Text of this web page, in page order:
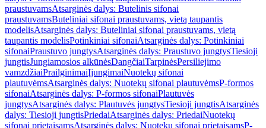
praustuvamsAtsarginės dalys: Butelinis sifonai
praustuvamsButeliniai sifonai praustuvams, vietą taupantis
modelisAtsarginės dalys: Buteliniai sifonai praustuvams, vietą
taupantis modelisPotinkiniai sifonaiAtsarginės dalys: Potinkiniai
sifonaiPraustuvo jungtysAtsarginės dalys: Praustuvo jungtysTiesioji
jungtisJungiamosios alkūnėsDangčiaiTarpinėsPersiliejimo
vamzdžiaiPrailginimaiĮjungimaiNuotekų sifonai
plautuvėmsAtsarginės dalys: Nuotekų sifonai plautuvėmsP-formos
sifonaiAtsarginės dalys: P-formos sifonaiPlautuvės
jungtysAtsarginės dalys: Plautuvės jungtysTiesioji jungtisAtsarginės
dalys: Tiesioji jungtisPriedaiAtsarginės dalys: PriedaiNuotekų
sifonai prietaisamsAtsarginės dalys: Nuotekų sifonai prietaisamsP-